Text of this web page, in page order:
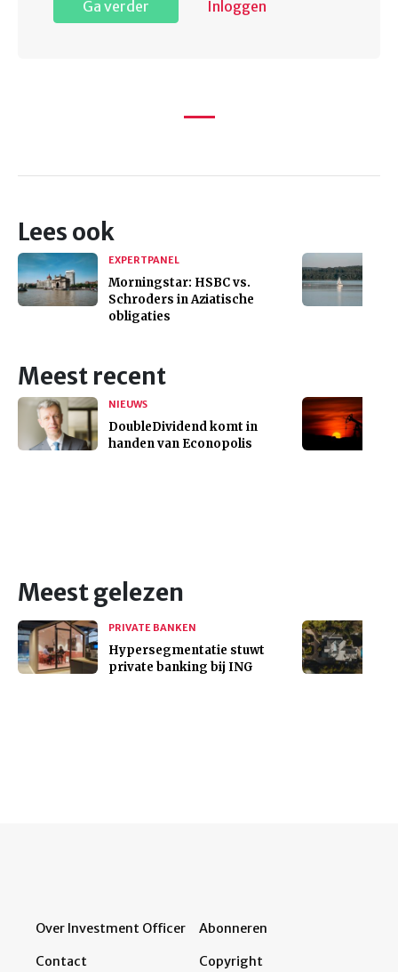
Ga verder Inloggen
Lees ook
EXPERTPANEL
Morningstar: HSBC vs.
Schroders in Aziatische
obligaties
Meest recent
NIEUWS
DoubleDividend komt in
handen van Econopolis
Meest gelezen
PRIVATE BANKEN
Hypersegmentatie stuwt
private banking bij ING
Over Investment Officer
Contact
Abonneren
Copyright